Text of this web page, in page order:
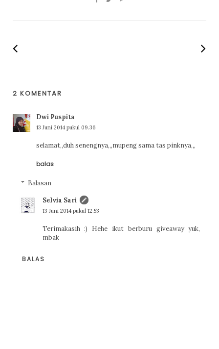
2 KOMENTAR
Dwi Puspita
13 Juni 2014 pukul 09.36
selamat,,duh senengnya,,,mupeng sama tas pinknya,,,
balas
Balasan
Selvia Sari
13 Juni 2014 pukul 12.53
Terimakasih :) Hehe ikut berburu giveaway yuk,
mbak
BALAS